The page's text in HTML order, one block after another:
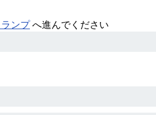
ンプへ進んでください